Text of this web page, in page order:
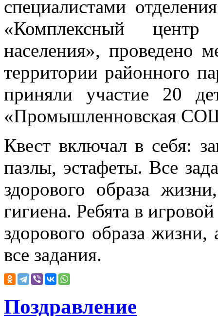
специалистами
«Комплексный центр
населения», проведено
территории районного
приняли участие 20
«Промышленновская
Квест включал в себя:
пазлы, эстафеты. Все
здорового образа
гигиена. Ребята в
здорового образа
все задания.
Поздравление